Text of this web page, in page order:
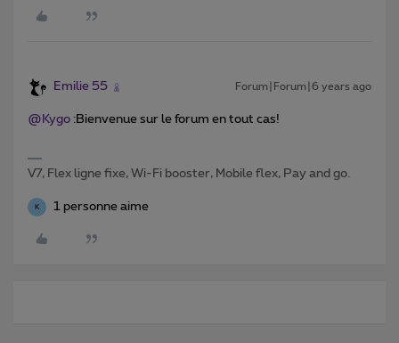
Emilie 55 Forum|Forum|6 years ago
@Kygo :Bienvenue sur le forum en tout cas!
V7, Flex ligne fixe, Wi-Fi booster, Mobile flex, Pay and go.
K 1 personne aime